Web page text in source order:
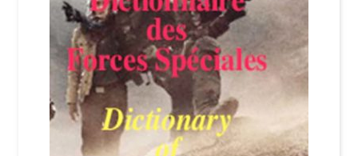
Newsletter
Nous Contacter
Panier
Politique de confidentialité et cookies
Qui sommes-nous ?